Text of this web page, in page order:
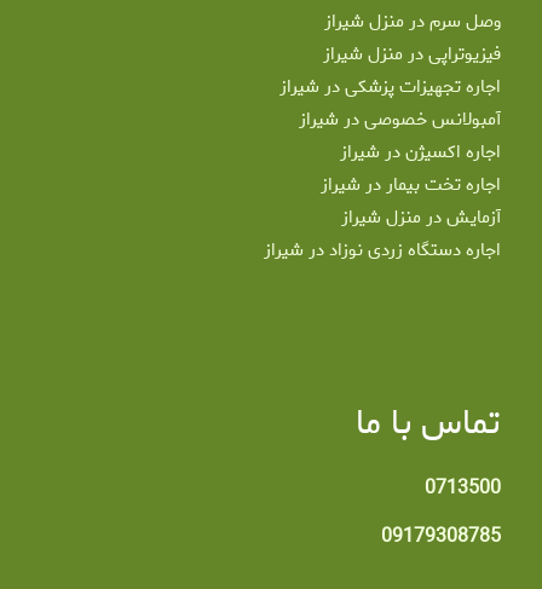
وصل سرم در منزل شیراز
فیزیوتراپی در منزل شیراز
اجاره تجهیزات پزشکی در شیراز
آمبولانس خصوصی در شیراز
اجاره اکسیژن در شیراز
اجاره تخت بیمار در شیراز
آزمایش در منزل شیراز
اجاره دستگاه زردی نوزاد در شیراز
تماس با ما
0713500
09179308785